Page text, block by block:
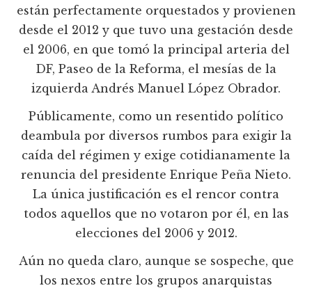
están perfectamente orquestados y provienen
desde el 2012 y que tuvo una gestación desde
el 2006, en que tomó la principal arteria del
DF, Paseo de la Reforma, el mesías de la
izquierda Andrés Manuel López Obrador.
Públicamente, como un resentido político
deambula por diversos rumbos para exigir la
caída del régimen y exige cotidianamente la
renuncia del presidente Enrique Peña Nieto.
La única justificación es el rencor contra
todos aquellos que no votaron por él, en las
elecciones del 2006 y 2012.
Aún no queda claro, aunque se sospeche, que
los nexos entre los grupos anarquistas